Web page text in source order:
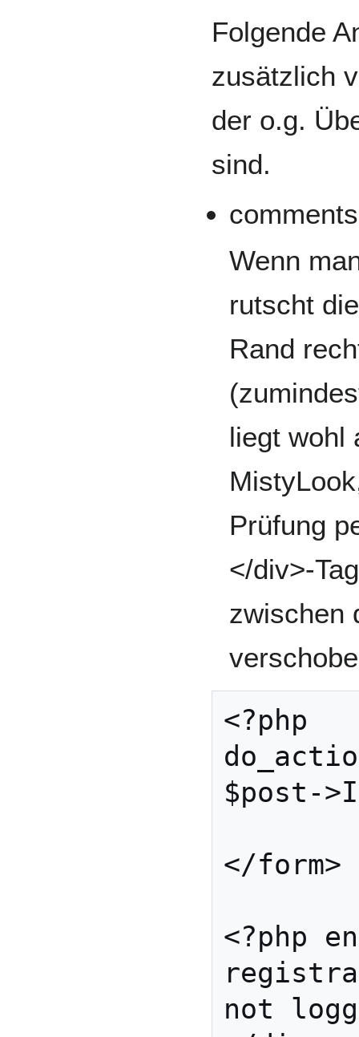
Folgende
zusätzlich
der o.g.
sind.
Wenn
rutscht
Rand
liegt wohl
Prüfung
</div>-
zwischen
<?php
$post-
</form>
<?php
not